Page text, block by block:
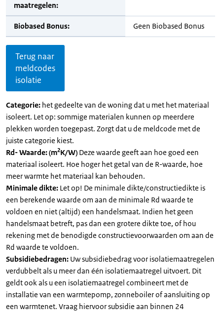
maatregelen:
Biobased Bonus: Geen Biobased Bonus
Terug naar
meldcodes
isolatie
Categorie: het gedeelte van de woning dat u met het materiaal
isoleert. Let op: sommige materialen kunnen op meerdere
plekken worden toegepast. Zorgt dat u de meldcode met de
juiste categorie kiest.
Rd- Waarde: (m2K/W) Deze waarde geeft aan hoe goed een
materiaal isoleert. Hoe hoger het getal van de R-waarde, hoe
meer warmte het materiaal kan behouden.
Minimale dikte: Let op! De minimale dikte/constructiedikte is
een berekende waarde om aan de minimale Rd waarde te
voldoen en niet (altijd) een handelsmaat. Indien het geen
handelsmaat betreft, pas dan een grotere dikte toe, of hou
rekening met de benodigde constructievoorwaarden om aan de
Rd waarde te voldoen.
Subsidiebedragen: Uw subsidiebedrag voor isolatiemaatregelen
verdubbelt als u meer dan één isolatiemaatregel uitvoert. Dit
geldt ook als u een isolatiemaatregel combineert met de
installatie van een warmtepomp, zonneboiler of aansluiting op
een warmtenet. Vraag hiervoor subsidie aan binnen 24